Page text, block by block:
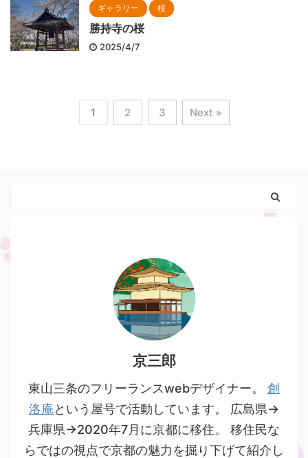
ギャラリー 桜
勝持寺の桜
2025/4/7
1 2 3 Next »
京三郎
東山三条のフリーランスwebデザイナー。 創
洛庵という屋号で活動しています。 広島県→
兵庫県→2020年7月に京都に移住。 移住民な
らではの視点で京都の魅力を掘り下げて紹介し